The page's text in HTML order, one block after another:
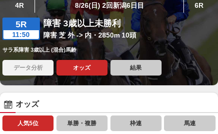
4R 8/26(日) 2回新潟6日目 6R
5R
11:50
障害 3歳以上未勝利
障害 芝 外 -> 内・2850m 10頭
サラ系障害 3歳以上 (混合)馬齢
データ分析 オッズ 結果
オッズ
人気5位 単勝・複勝 枠連 馬連